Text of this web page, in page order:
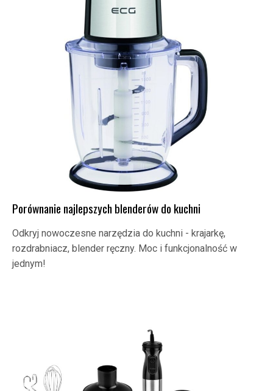
Porównanie najlepszych blenderów do kuchni
Odkryj nowoczesne narzędzia do kuchni - krajarkę,
rozdrabniacz, blender ręczny. Moc i funkcjonalność w
jednym!